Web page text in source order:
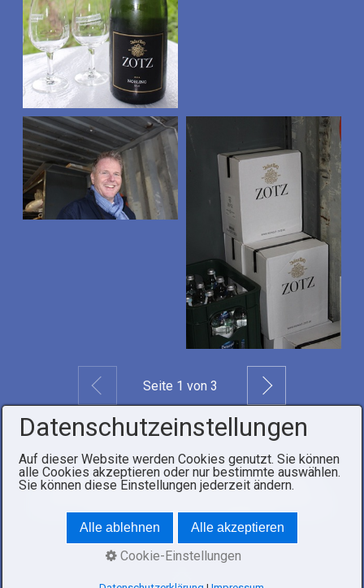
Zurück
Seite 1 von 3
Startseite Kontakt Impressum
Datenschutz
Datenschutzeinstellungen
Auf dieser Website werden Cookies genutzt. Sie können
alle Cookies akzeptieren oder nur bestimmte auswählen.
Sie können diese Einstellungen jederzeit ändern.
Alle ablehnen Alle akzeptieren
Cookie-Einstellungen